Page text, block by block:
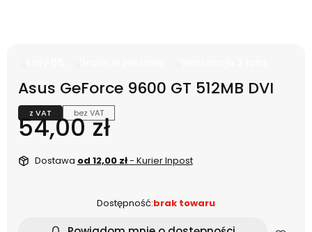
Asus GeForce 9600 GT 512MB DVI
z VAT bez VAT
Cena
54,00 zł
Dostawa od 12,00 zł- Kurier Inpost
Dostępność:brak towaru